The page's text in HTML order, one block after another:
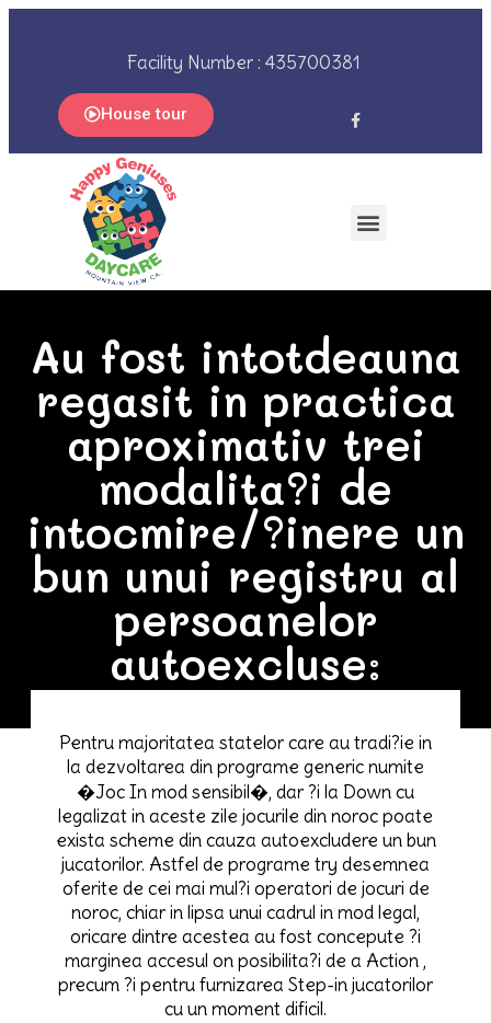
Facility Number : 435700381
House tour
Au fost intotdeauna
regasit in practica
aproximativ trei
modalita?i de
intocmire/?inere un
bun unui registru al
persoanelor
autoexcluse:
Pentru majoritatea statelor care au tradi?ie in
la dezvoltarea din programe generic numite
�Joc In mod sensibil�, dar ?i la Down cu
legalizat in aceste zile jocurile din noroc poate
exista scheme din cauza autoexcludere un bun
jucatorilor. Astfel de programe try desemnea
oferite de cei mai mul?i operatori de jocuri de
noroc, chiar in lipsa unui cadrul in mod legal,
oricare dintre acestea au fost concepute ?i
marginea accesul on posibilita?i de a Action ,
precum ?i pentru furnizarea Step-in jucatorilor
cu un moment dificil.